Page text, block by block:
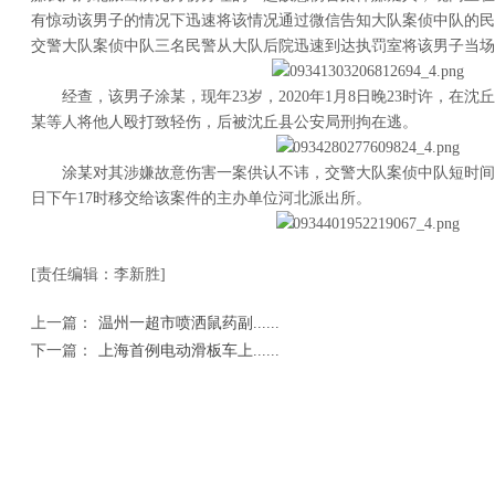
有惊动该男子的情况下迅速将该情况通过微信告知大队案侦中队的
交警大队案侦中队三名民警从大队后院迅速到达执罚室将该男子当
经查，该男子涂某，现年23岁，2020年1月8日晚23时许，在沈
某等人将他人殴打致轻伤，后被沈丘县公安局刑拘在逃。
涂某对其涉嫌故意伤害一案供认不讳，交警大队案侦中队短时
日下午17时移交给该案件的主办单位河北派出所。
[责任编辑：李新胜]
上一篇：
温州一超市喷洒鼠药副......
下一篇：
上海首例电动滑板车上......